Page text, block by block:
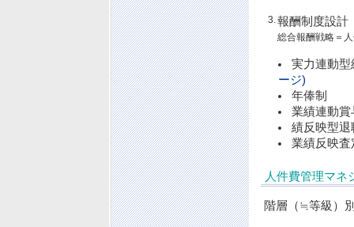
3.報酬制度設計
総合報酬戦略＝
実力連動型
ージ)
年俸制
業績連動賞
績反映型
業績反映
人件費管理マ
階層（≒等級）